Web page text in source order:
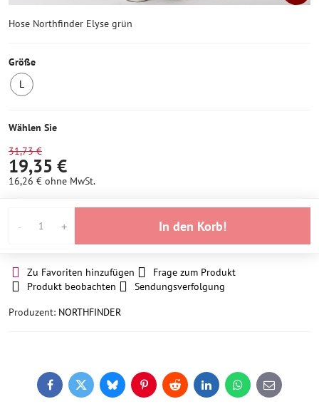
Hose Northfinder Elyse grün
Größe
L
Wählen Sie
31,73 €
19,35 €
16,26 € ohne MwSt.
In den Korb!
Zu Favoriten hinzufügen
Frage zum Produkt
Produkt beobachten
Sendungsverfolgung
Produzent: NORTHFINDER
FacebookTwitterBlueskyPinterestReddit LinkedInWhatsApp
E-
mail